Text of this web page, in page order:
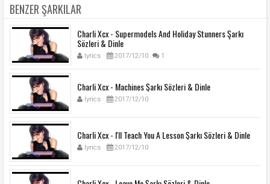
BENZER ŞARKILAR
Charli Xcx - Supermodels And Holiday Stunners Şarkı
Sözleri & Dinle
lyrics 2017/12/10 1
Charli Xcx - Machines Şarkı Sözleri & Dinle
lyrics 2017/12/10
Charli Xcx - I'll Teach You A Lesson Şarkı Sözleri & Dinle
lyrics 2017/12/10